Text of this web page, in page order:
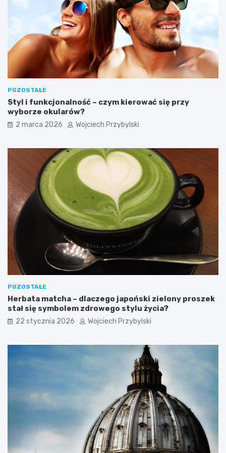
h
W
k
a
n
o
POZOSTAŁE
Styl i funkcjonalność – czym kierować się przy
wyborze okularów?
2 marca 2026 Wojciech Przybylski
POZOSTAŁE
Herbata matcha – dlaczego japoński zielony proszek
stał się symbolem zdrowego stylu życia?
22 stycznia 2026 Wojciech Przybylski